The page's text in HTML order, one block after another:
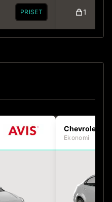
PRISET 1
Chevrolet
Ekonomi